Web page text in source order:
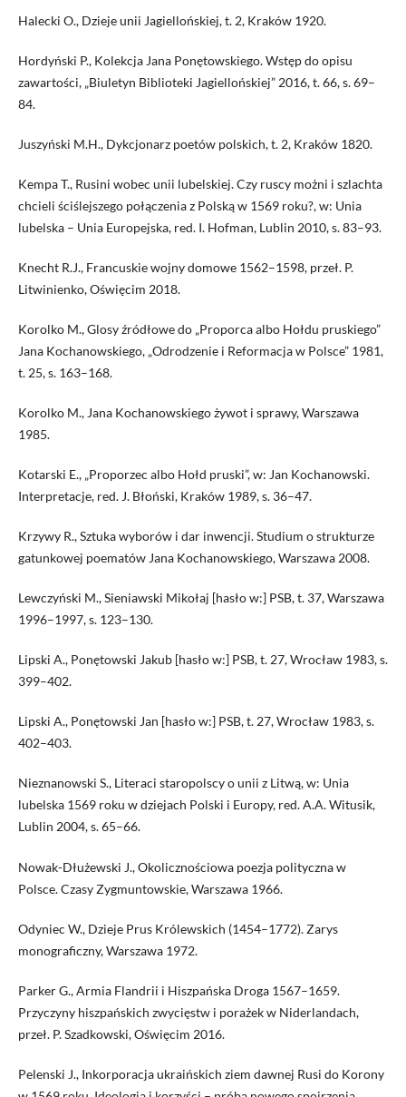
Halecki O., Dzieje unii Jagiellońskiej, t. 2, Kraków 1920.
Hordyński P., Kolekcja Jana Ponętowskiego. Wstęp do opisu
zawartości, „Biuletyn Biblioteki Jagiellońskiej” 2016, t. 66, s. 69–
84.
Juszyński M.H., Dykcjonarz poetów polskich, t. 2, Kraków 1820.
Kempa T., Rusini wobec unii lubelskiej. Czy ruscy możni i szlachta
chcieli ściślejszego połączenia z Polską w 1569 roku?, w: Unia
lubelska – Unia Europejska, red. I. Hofman, Lublin 2010, s. 83–93.
Knecht R.J., Francuskie wojny domowe 1562–1598, przeł. P.
Litwinienko, Oświęcim 2018.
Korolko M., Glosy źródłowe do „Proporca albo Hołdu pruskiego”
Jana Kochanowskiego, „Odrodzenie i Reformacja w Polsce” 1981,
t. 25, s. 163–168.
Korolko M., Jana Kochanowskiego żywot i sprawy, Warszawa
1985.
Kotarski E., „Proporzec albo Hołd pruski”, w: Jan Kochanowski.
Interpretacje, red. J. Błoński, Kraków 1989, s. 36–47.
Krzywy R., Sztuka wyborów i dar inwencji. Studium o strukturze
gatunkowej poematów Jana Kochanowskiego, Warszawa 2008.
Lewczyński M., Sieniawski Mikołaj [hasło w:] PSB, t. 37, Warszawa
1996–1997, s. 123–130.
Lipski A., Ponętowski Jakub [hasło w:] PSB, t. 27, Wrocław 1983, s.
399–402.
Lipski A., Ponętowski Jan [hasło w:] PSB, t. 27, Wrocław 1983, s.
402–403.
Nieznanowski S., Literaci staropolscy o unii z Litwą, w: Unia
lubelska 1569 roku w dziejach Polski i Europy, red. A.A. Witusik,
Lublin 2004, s. 65–66.
Nowak-Dłużewski J., Okolicznościowa poezja polityczna w
Polsce. Czasy Zygmuntowskie, Warszawa 1966.
Odyniec W., Dzieje Prus Królewskich (1454–1772). Zarys
monograficzny, Warszawa 1972.
Parker G., Armia Flandrii i Hiszpańska Droga 1567–1659.
Przyczyny hiszpańskich zwycięstw i porażek w Niderlandach,
przeł. P. Szadkowski, Oświęcim 2016.
Pelenski J., Inkorporacja ukraińskich ziem dawnej Rusi do Korony